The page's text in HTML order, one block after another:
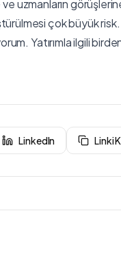
uzmanların
çok büyük
Yatırımla ilgili
LinkedIn Linki